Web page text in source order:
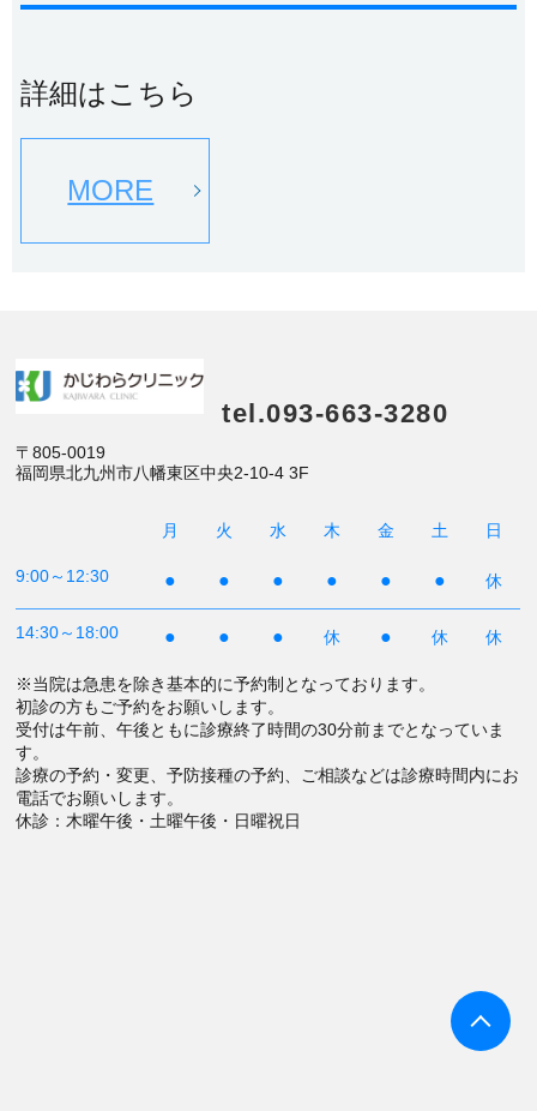
詳細はこちら
MORE
tel.093-663-3280
〒805-0019
福岡県北九州市八幡東区中央2-10-4 3F
月 火 水 木 金 土 日
9:00～12:30 ● ● ● ● ● ● 休
14:30～18:00 ● ● ● 休 ● 休 休
※当院は急患を除き基本的に予約制となっております。
初診の方もご予約をお願いします。
受付は午前、午後ともに診療終了時間の30分前までとなっていま
す。
診療の予約・変更、予防接種の予約、ご相談などは診療時間内にお
電話でお願いします。
休診：木曜午後・土曜午後・日曜祝日